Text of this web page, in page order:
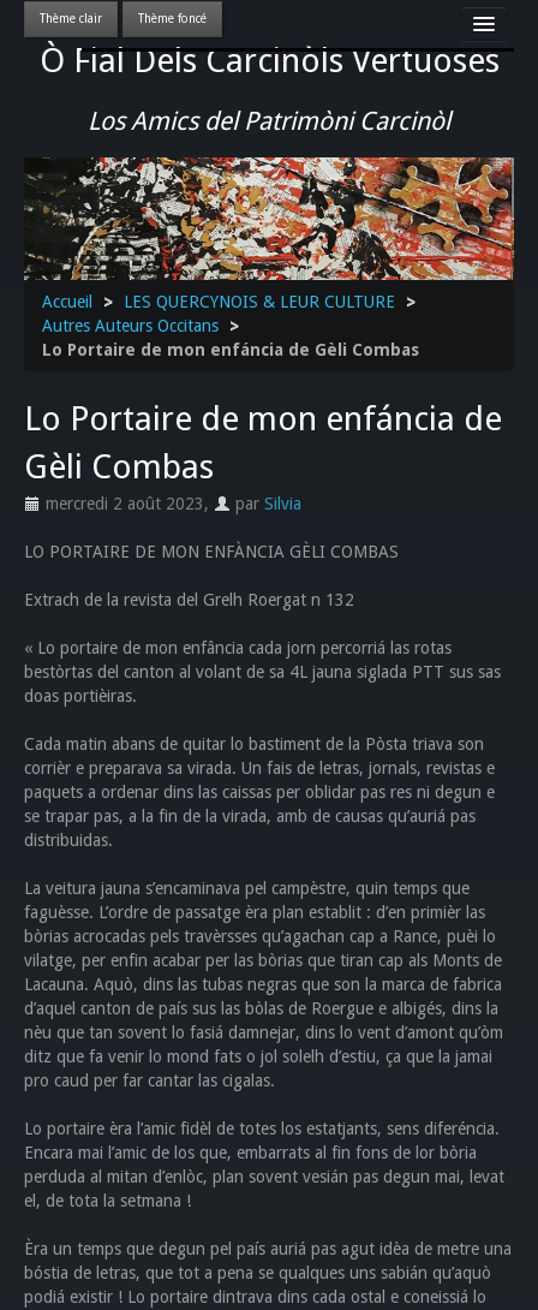
Ò Fial Dels Carcinòls Vertuoses
Los Amics del Patrimòni Carcinòl
Accueil
LES QUERCYNOIS & LEUR CULTURE
PATRIMOINE
GASTRONOMIE
ACTUALITE-CULTURE-EVENEMENTS LOCAUX
>>
Accueil > LES QUERCYNOIS & LEUR CULTURE
>
Autres Auteurs Occitans
>
Lo Portaire de mon enfáncia de Gèli Combas
Lo Portaire de mon enfáncia de
Gèli Combas
mercredi 2 août 2023, par Silvia
LO PORTAIRE DE MON ENFÀNCIA GÈLI COMBAS
Extrach de la revista del Grelh Roergat n 132
« Lo portaire de mon enfância cada jorn percorriá las rotas
bestòrtas del canton al volant de sa 4L jauna siglada PTT sus sas
doas portièiras.
Cada matin abans de quitar lo bastiment de la Pòsta triava son
corrièr e preparava sa virada. Un fais de letras, jornals, revistas e
paquets a ordenar dins las caissas per oblidar pas res ni degun e
se trapar pas, a la fin de la virada, amb de causas qu’auriá pas
distribuidas.
La veitura jauna s’encaminava pel campèstre, quin temps que
faguèsse. L’ordre de passatge èra plan establit : d’en primièr las
bòrias acrocadas pels travèrsses qu’agachan cap a Rance, puèi lo
vilatge, per enfin acabar per las bòrias que tiran cap als Monts de
Lacauna. Aquò, dins las tubas negras que son la marca de fabrica
d’aquel canton de país sus las bòlas de Roergue e albigés, dins la
nèu que tan sovent lo fasiá damnejar, dins lo vent d’amont qu’òm
ditz que fa venir lo mond fats o jol solelh d’estiu, ça que la jamai
pro caud per far cantar las cigalas.
Lo portaire èra l’amic fidèl de totes los estatjants, sens diferéncia.
Encara mai l’amic de los que, embarrats al fin fons de lor bòria
perduda al mitan d’enlòc, plan sovent vesián pas degun mai, levat
el, de tota la setmana !
Èra un temps que degun pel país auriá pas agut idèa de metre una
bóstia de letras, que tot a pena se qualques uns sabián qu’aquò
podiá existir ! Lo portaire dintrava dins cada ostal e coneissiá lo